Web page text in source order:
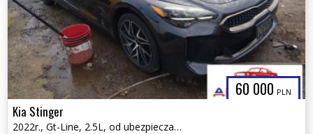
60 000 PLN
Kia Stinger
2022r., Gt-Line, 2.5L, od ubezpieczalni